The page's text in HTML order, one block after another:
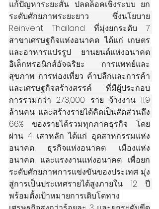
แก้ปัญหาระยะสั้น ปลดล็อคเชิงระบบ ยก
ระดับศักยภาพระยะยาว  ซึ่งนโยบาย
Reinvent Thailand ที่มุ่งยกระดับ 7
สาขาเศรษฐกิจแห่งอนาคต ได้แก่ เกษตร
และอาหารแปรรูป ยานยนต์แห่งอนาคต
อิเล็กทรอนิกส์อัจฉริยะ การแพทย์และ
สุขภาพ การท่องเที่ยว ค้าปลีกและการค้า
และเศรษฐกิจสร้างสรรค์ ที่มีผู้ประกอบ
การรวมกว่า 273,000 ราย จ้างงาน 11.9
ล้านคน และสร้างรายได้คิดเป็นสัดส่วนถึง
66% ของรายได้รวมทุกภาคธุรกิจ โดย
ผ่าน 4 เสาหลัก ได้แก่ อุตสาหกรรมแห่ง
อนาคต ธุรกิจแห่งอนาคต เมืองแห่ง
อนาคต และแรงงานแห่งอนาคต เพื่อยก
ระดับศักยภาพการแข่งขันของประเทศ มุ่ง
สู่การเป็นประเทศรายได้สูงภายใน 12 ปี
พร้อมตั้งเป้าหมายการเติบโตทาง